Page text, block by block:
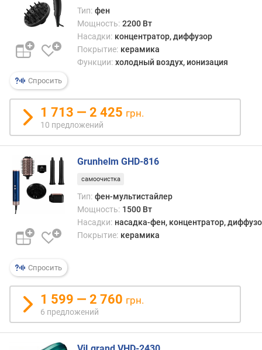
п
р
я
м
а
н
а
а
а
К
о
а
а
о
н
у
с
н
а
Спросить
Тип: фен
Мощность: 2200 Вт
Насадки: концентратор, диффузор
Покрытие: керамика
Функции: холодный воздух, ионизация
1 713 — 2 425 грн.
10 предложений
Спросить
Grunhelm GHD-816
самоочистка
Тип: фен-мультистайлер
Мощность: 1500 Вт
Насадки: насадка-фен, концентратор,
Покрытие: керамика
1 599 — 2 760 грн.
6 предложений